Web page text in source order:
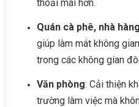
thoải mái hơn.
Quán cà phê, nhà
giúp làm mát không
trong các không gian
Văn phòng: Cải thiện
trường làm việc mà